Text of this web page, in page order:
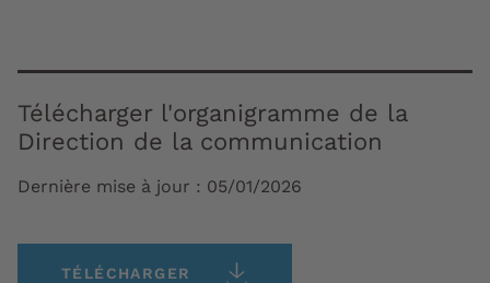
Télécharger l'organigramme de la
Direction de la communication
Dernière mise à jour : 05/01/2026
TÉLÉCHARGER